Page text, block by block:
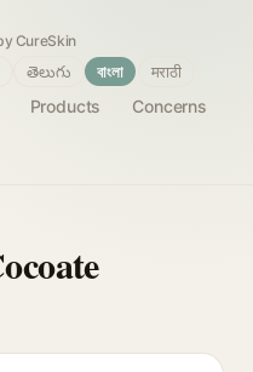
CureSkin
Products
Concerns
తెలుగు বাংলা मराठी